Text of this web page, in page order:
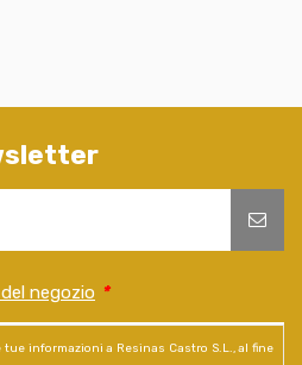
negozio *
informazioni a Resinas Castro S.L., al fine